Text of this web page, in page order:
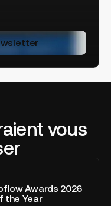
vous
Awards 2026
the Year